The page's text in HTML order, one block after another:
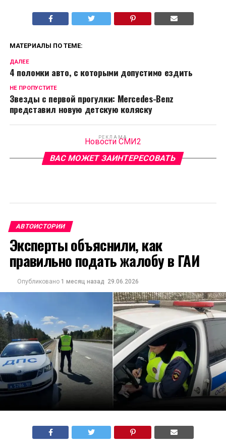
МАТЕРИАЛЫ ПО ТЕМЕ:
ДАЛЕЕ
4 поломки авто, с которыми допустимо ездить
НЕ ПРОПУСТИТЕ
Звезды с первой прогулки: Mercedes-Benz
представил новую детскую коляску
РЕКЛАМА
Новости СМИ2
ВАС МОЖЕТ ЗАИНТЕРЕСОВАТЬ
АВТОИСТОРИИ
Эксперты объяснили, как
правильно подать жалобу в ГАИ
Опубликовано 1 месяц назад 29.06.2026